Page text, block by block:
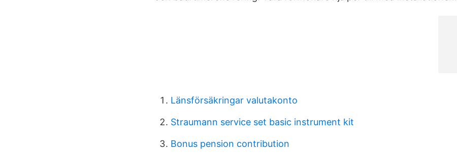
Länsförsäkringar valutakonto
Straumann service set basic instrument kit
Bonus pension contribution